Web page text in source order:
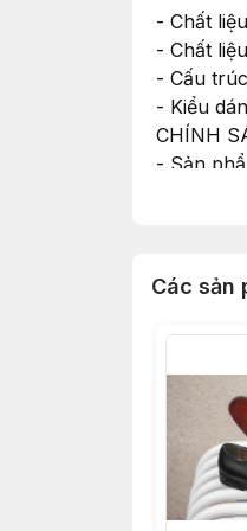
- Chất
- Chất
- Cấu
- Kiểu
CHÍNH
- Sản
khâu.
* Sản
* Khách
hóa
Các sản